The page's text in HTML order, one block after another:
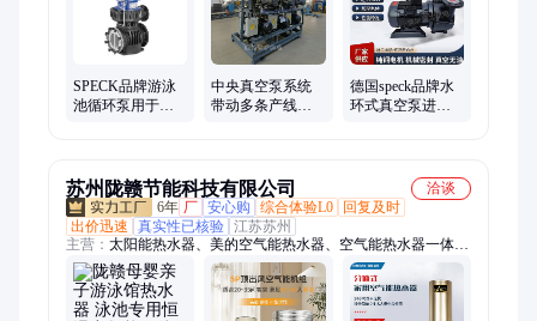
SPECK品牌游泳
池循环泵用于小
中央真空泵系统
带动多条产线集
德国speck品牌水
环式真空泵进口
苏州陇赣节能科技有限公司
洽谈
6年 厂 安心购 综合体验L0
回复及时
出价迅速
真实性已核验 江苏苏州
主营： 太阳能热水器、美的空气能热水器、空气能热水器一体
机、工地空气能热水器、空气能热水器、酒店宾馆热水器